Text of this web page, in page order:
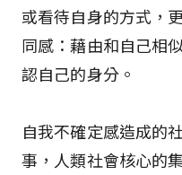
或看待自身的方式，
同感：藉由和自己相
認自己的身分。
自我不確定感造成的
事，人類社會核心的